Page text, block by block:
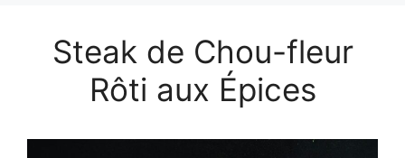
Steak de Chou-fleur
Rôti aux Épices